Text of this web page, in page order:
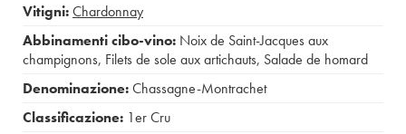
Vitigni:Chardonnay
Abbinamenti cibo-vino: Noix de Saint-Jacques aux
champignons, Filets de sole aux artichauts, Salade de homard
Denominazione:Chassagne-Montrachet
Classificazione: 1er Cru